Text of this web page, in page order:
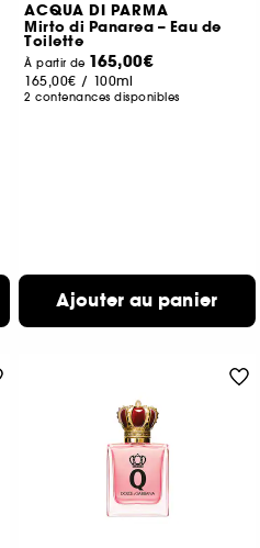
ACQUA DI PARMA
Mirto di Panarea – Eau de
Toilette
À partir de 165,00€
165,00€ / 100ml
2 contenances disponibles
Ajouter au panier